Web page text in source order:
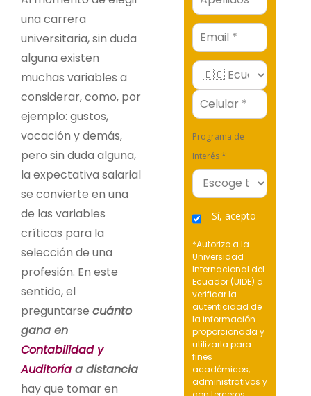
una carrera
universitaria, sin duda
alguna existen
muchas variables a
considerar, como, por
ejemplo: gustos,
vocación y demás,
pero sin duda alguna,
la expectativa salarial
se convierte en una
de las variables
críticas para la
selección de una
profesión. En este
sentido, el
preguntarse cuánto
gana en
Contabilidad y
Auditoría a distancia
hay que tomar en
Email
Programa de
Interés *
Sí, acepto
*Autorizo a la
Universidad
Internacional del
Ecuador (UIDE) a
verificar la
autenticidad de
la información
proporcionada y
utilizarla para
fines
académicos,
administrativos y